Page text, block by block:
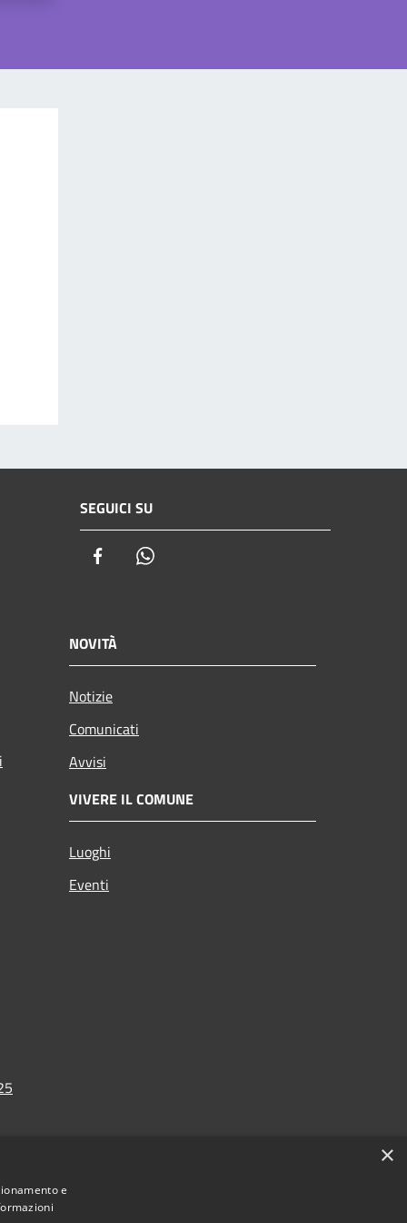
SEGUICI SU
Facebook
NOVITÀ
Notizie
Comunicati
Avvisi
VIVERE IL COMUNE
Luoghi
Eventi
×
e